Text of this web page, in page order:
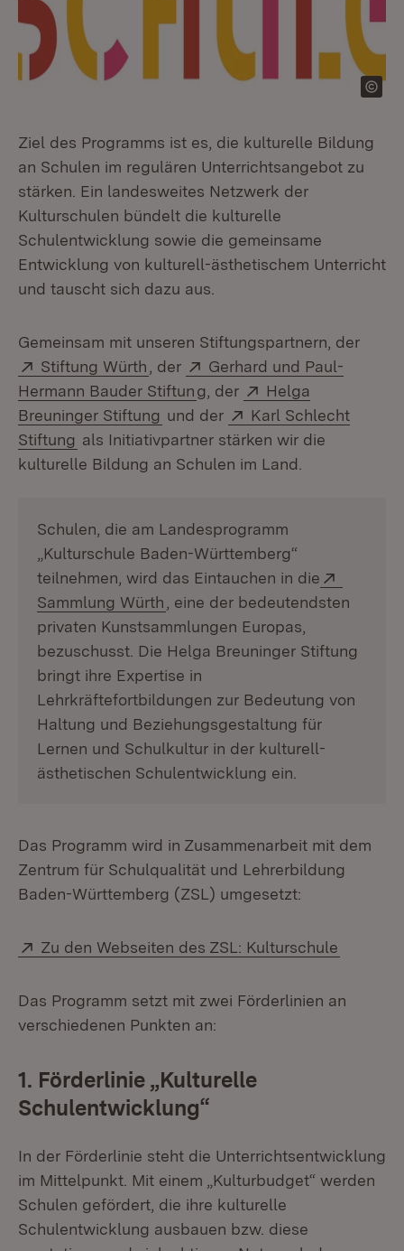
Ziel des Programms ist es, die kulturelle Bildung
an Schulen im regulären Unterrichtsangebot zu
stärken. Ein landesweites Netzwerk der
Kulturschulen bündelt die kulturelle
Schulentwicklung sowie die gemeinsame
Entwicklung von kulturell-ästhetischem Unterricht
und tauscht sich dazu aus.
Gemeinsam mit unseren Stiftungspartnern, der
Extern:
Stiftung Würth (Öffnet in neuem Fenster)
, der Extern:
Gerhard und Paul-
Hermann Bauder Stiftun(Öffnet in neuem Fenster)
g, der Extern:
Helga
Breuninger Stiftung (Öffnet in neuem Fenster)
und der Extern:
Karl Schlecht
Stiftung (Öffnet in neuem Fenster)
als Initiativpartner stärken wir die
kulturelle Bildung an Schulen im Land.
Schulen, die am Landesprogramm
„Kulturschule Baden-Württemberg“
teilnehmen, wird das Eintauchen in die
Sammlung Würth (Öffnet in neuem Fenster)
, eine der bedeutendsten
privaten Kunstsammlungen Europas,
bezuschusst. Die Helga Breuninger Stiftung
bringt ihre Expertise in
Lehrkräftefortbildungen zur Bedeutung von
Haltung und Beziehungsgestaltung für
Lernen und Schulkultur in der kulturell-
ästhetischen Schulentwicklung ein.
Das Programm wird in Zusammenarbeit mit dem
Zentrum für Schulqualität und Lehrerbildung
Baden-Württemberg (ZSL) umgesetzt:
Extern:
Zu den Webseiten des ZSL: Kulturschule
Das Programm setzt mit zwei Förderlinien an
verschiedenen Punkten an:
1. Förderlinie „Kulturelle
Schulentwicklung“
In der Förderlinie steht die Unterrichtsentwicklung
im Mittelpunkt. Mit einem „Kulturbudget“ werden
Schulen gefördert, die ihre kulturelle
Schulentwicklung ausbauen bzw. diese